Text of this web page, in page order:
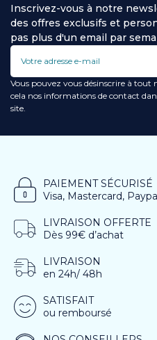
Inscrivez-vous à notre
des offres exclusifs et
pas plus d'un email par
Vous pouvez vous désinscrire à
cela nos informations de contact
site.
PAIEMENT SÉCURISÉ
Visa, Mastercard,
LIVRAISON OFFERTE
Dès 99€ d’achat
LIVRAISON
en 24h/ 48h
SATISFAIT
ou remboursé